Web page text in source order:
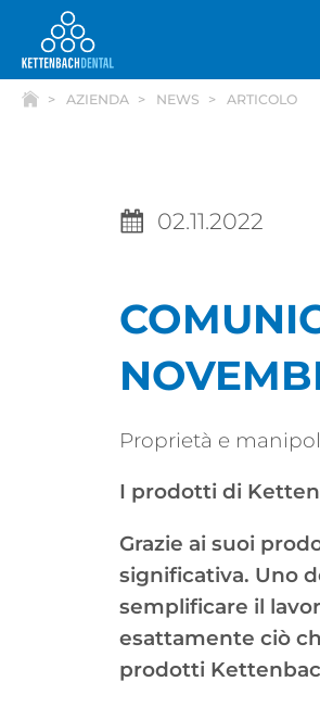
AZIENDA NEWS ARTICOLO
02.11.2022
Proprietà e
I prodotti di
Grazie ai suoi
significativa. Uno
semplificare il
esattamente ciò
prodotti